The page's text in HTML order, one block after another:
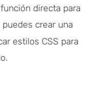
directa para
puedes crear una
estilos CSS para